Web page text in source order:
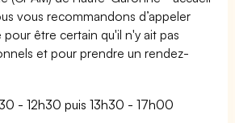
vous recommandons d’appeler
pour être certain qu'il n'y ait pas
et pour prendre un rendez-
- 12h30 puis 13h30 - 17h00